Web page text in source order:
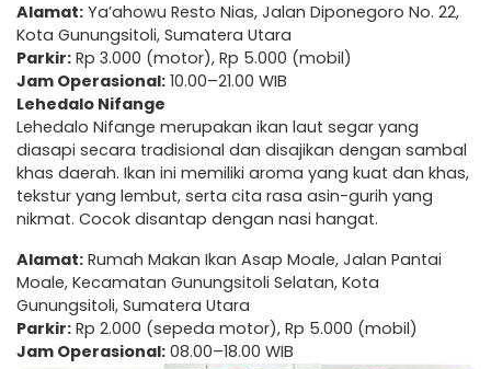
Alamat: Ya’ahowu Resto Nias, Jalan Diponegoro No. 22,
Kota Gunungsitoli, Sumatera Utara
Parkir: Rp 3.000 (motor), Rp 5.000 (mobil)
Jam Operasional: 10.00–21.00 WIB
Lehedalo Nifange
Lehedalo Nifange merupakan ikan laut segar yang
diasapi secara tradisional dan disajikan dengan sambal
khas daerah. Ikan ini memiliki aroma yang kuat dan khas,
tekstur yang lembut, serta cita rasa asin-gurih yang
nikmat. Cocok disantap dengan nasi hangat.
Alamat: Rumah Makan Ikan Asap Moale, Jalan Pantai
Moale, Kecamatan Gunungsitoli Selatan, Kota
Gunungsitoli, Sumatera Utara
Parkir: Rp 2.000 (sepeda motor), Rp 5.000 (mobil)
Jam Operasional: 08.00–18.00 WIB